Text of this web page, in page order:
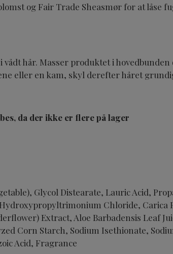
og Fair Trade Sheasmør for at låse
vådt hår. Masser produktet i
eller en kam, skyl derefter håret
da der ikke er flere på lager
Glycol Distearate, Lauric Acid,
Chloride, Carica
Extract, Aloe Barbadensis Leaf
Corn Starch, Sodium Isethionate,
Acid, Fragrance